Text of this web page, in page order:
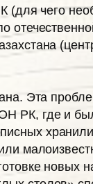
(для чего
Эта
РК, где и
новых